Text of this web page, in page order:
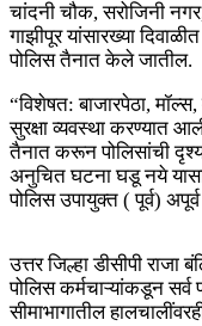
चांदनी चौक, सरोजिनी
गाझीपूर यांसारख्या
पोलिस तैनात केले जातील.
“विशेषत: बाजारपेठा, मॉल्स,
सुरक्षा व्यवस्था करण्यात
तैनात करून पोलिसांची
अनुचित घटना घडू नये
पोलिस उपायुक्त ( पूर्व)
उत्तर जिल्हा डीसीपी राजा
पोलिस कर्मचाऱ्यांकडून
सीमाभागातील